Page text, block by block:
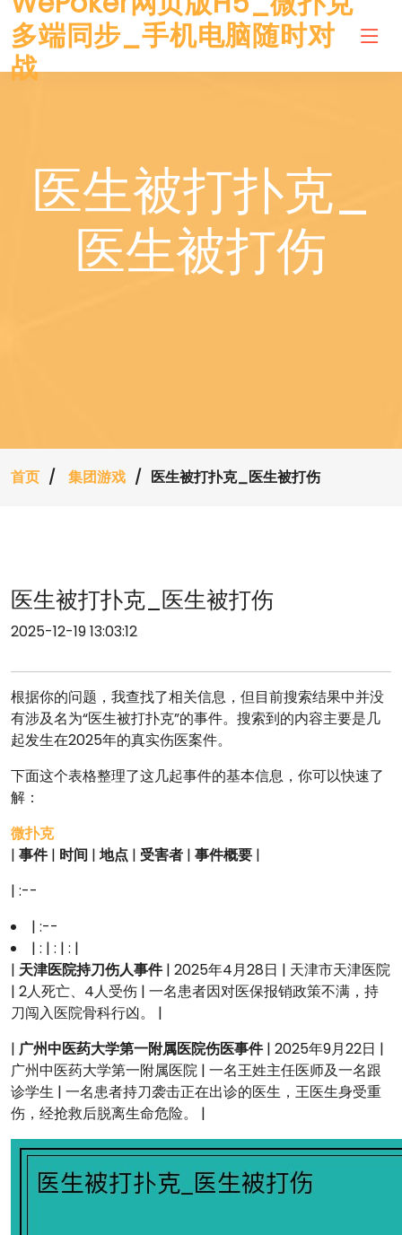
多端同步_手机电脑随时对
战
医生被打扑克_
医生被打伤
首页 集团游戏 医生被打扑克_医生被打伤
医生被打扑克_医生被打伤
2025-12-19 13:03:12
根据你的问题，我查找了相关信息，但目前搜索结果中并没
有涉及名为“医生被打扑克”的事件。搜索到的内容主要是几
起发生在2025年的真实伤医案件。
下面这个表格整理了这几起事件的基本信息，你可以快速了
解：
微扑克
| 事件| 时间 | 地点 | 受害者 | 事件概要 |
| :--
| :--
| : | : | : |
| 天津医院持刀伤人事件| 2025年4月28日 | 天津市天津医院
| 2人死亡、4人受伤 | 一名患者因对医保报销政策不满，持
刀闯入医院骨科行凶。 |
| 广州中医药大学第一附属医院伤医事件| 2025年9月22日 |
广州中医药大学第一附属医院 | 一名王姓主任医师及一名跟
诊学生 | 一名患者持刀袭击正在出诊的医生，王医生身受重
伤，经抢救后脱离生命危险。 |